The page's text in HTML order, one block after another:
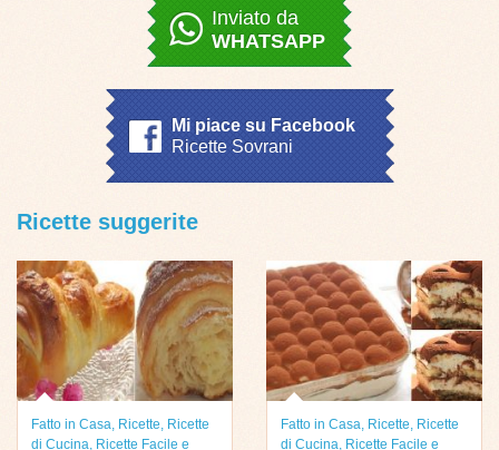
Inviato da
WHATSAPP
Mi piace su Facebook
Ricette Sovrani
Ricette suggerite
Fatto in Casa, Ricette, Ricette
di Cucina, Ricette Facile e
Fatto in Casa, Ricette, Ricette
di Cucina, Ricette Facile e